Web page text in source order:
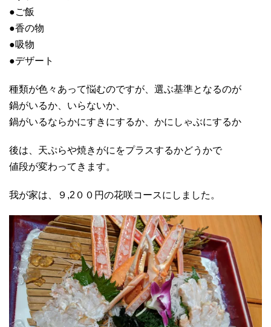
●ご飯
●香の物
●吸物
●デザート
種類が色々あって悩むのですが、選ぶ基準となるのが
鍋がいるか、いらないか、
鍋がいるならかにすきにするか、かにしゃぶにするか
後は、天ぷらや焼きがにをプラスするかどうかで
値段が変わってきます。
我が家は、９,2００円の花咲コースにしました。